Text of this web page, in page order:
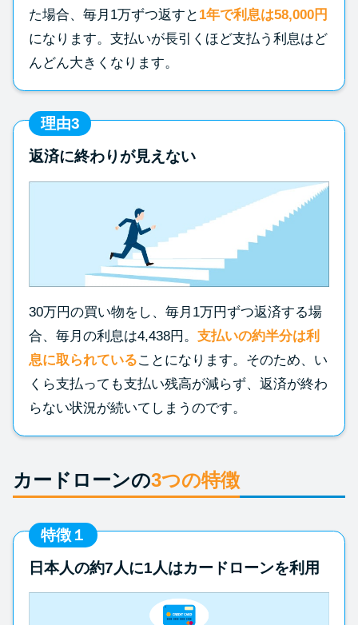
た場合、毎月1万ずつ返すと 1年で利息は58,000円
になります。支払いが長引くほど支払う利息はど
んどん大きくなります。
理由3
返済に終わりが見えない
30万円の買い物をし、毎月1万円ずつ返済する場
合、毎月の利息は4,438円。支払いの約半分は利
息に取られていることになります。そのため、い
くら支払っても支払い残高が減らず、返済が終わ
らない状況が続いてしまうのです。
カードローンの3つの特徴
特徴１
日本人の約7人に1人はカードローンを利用